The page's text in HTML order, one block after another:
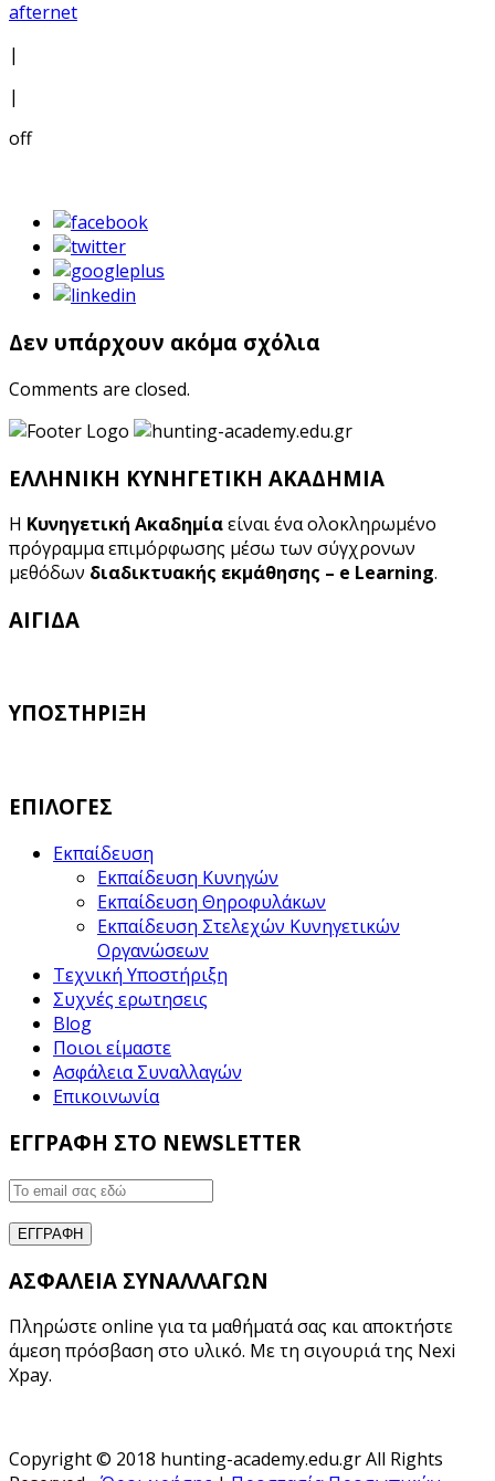
afternet
|
|
off
Δεν υπάρχουν ακόμα σχόλια
Comments are closed.
ΕΛΛΗΝΙΚΗ ΚΥΝΗΓΕΤΙΚΗ ΑΚΑΔΗΜΙΑ
Η Κυνηγετική Ακαδημίαείναι ένα ολοκληρωμένο
πρόγραμμα επιμόρφωσης μέσω των σύγχρονων
μεθόδων διαδικτυακής εκμάθησης – e Learning.
ΑΙΓΙΔΑ
ΥΠΟΣΤΗΡΙΞΗ
ΕΠΙΛΟΓΕΣ
Εκπαίδευση
Εκπαίδευση Κυνηγών
Εκπαίδευση Θηροφυλάκων
Εκπαίδευση Στελεχών Κυνηγετικών
Οργανώσεων
Τεχνική Υποστήριξη
Συχνές ερωτησεις
Blog
Ποιοι είμαστε
Ασφάλεια Συναλλαγών
Επικοινωνία
ΕΓΓΡΑΦΗ ΣΤΟ NEWSLETTER
ΑΣΦΑΛΕΙΑ ΣΥΝΑΛΛΑΓΩΝ
Πληρώστε online για τα μαθήματά σας και αποκτήστε
άμεση πρόσβαση στο υλικό. Με τη σιγουριά της Nexi
Xpay.
Copyright © 2018 hunting-academy.edu.gr All Rights